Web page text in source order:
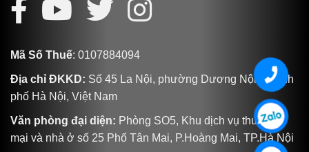
Mã Số Thuế: 0107884094
Địa chỉ ĐKKD: Số 45 La Nội, phường Dương Nội, Thành
phố Hà Nội, Việt Nam
Văn phòng đại diện: Phòng SO5, Khu dịch vụ thương
mại và nhà ở số 25 Phố Tân Mai, P.Hoàng Mai, TP.Hà Nội